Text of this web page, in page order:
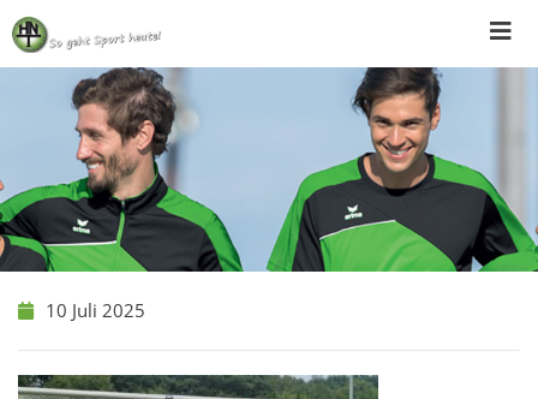
Skip
to
content
10 Juli 2025